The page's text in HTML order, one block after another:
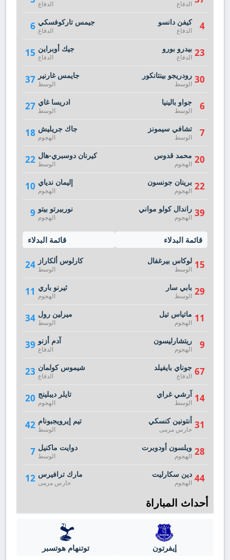
الدفاع
6 جيمس تاركوفسكي
الدفاع
15 جيك أوبراين
الدفاع
37 جايمس غارنير
الوسط
27 ادريسا غاي
الوسط
18 جاك جريليش
الهجوم
22 كيرنان دوسبري-هال
الوسط
10 إليمان ندياي
الهجوم
9 نوربيرتو بيتو
الهجوم
قائمة البدلاء
24 كارلوس ألكاراز
الوسط
11 ثيرنو باري
الهجوم
34 ميرلين رول
الوسط
39 آدم أزنو
الدفاع
23 شيموس كولمان
الدفاع
20 تايلر ديبلينج
الهجوم
42 تيم إيرويجبونام
الوسط
7 دوايت ماكنيل
الوسط
12 مارك ترافيرس
حارس مرمى
الدفاع
4 كيفن دانسو
الدفاع
23 بيدرو بورو
الدفاع
30 رودريجو بينتانكور
الوسط
6 جواو بالينيا
الوسط
7 تشافي سيمونز
الوسط
20 محمد قدوس
الهجوم
22 برينان جونسون
الهجوم
39 راندال كولو مواني
الهجوم
قائمة البدلاء
15 لوكاس بيرغفال
الوسط
29 بابي سار
الوسط
11 ماتياس تيل
الهجوم
9 ريتشارليسون
الهجوم
67 جوناي بايفيلد
الدفاع
14 آرشي غراي
الوسط
31 أنتونين كنسكي
حارس مرمى
28 ويلسون أودوبرت
الهجوم
44 دين سكارليت
الهجوم
أحداث المباراة
إيفرتون توتنهام هوتسبر